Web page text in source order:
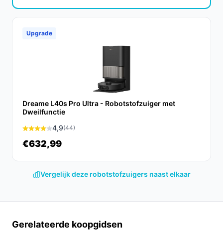
stofzuiger perfect voor huishoudens met huisdieren.
Het verwijdert effectief haren en allergenen.
Wat zijn de belangrijkste verschillen met andere
De combinatie van een krachtige motor, lange
batterijduur, en de mogelijkheid om te dweilen en
stofzuigen maakt de CREATE S40 uniek ten opzichte
van andere modellen in dezelfde prijsklasse.
Conclusie
De CREATE Robotstofzuiger Smart S40 is een
een efficiënte en gebruiksvriendelijke
schoonmaakoplossing. Met zijn krachtige zuigkracht,
Ontdek alle specificaties en vergelijk prijzen op
Upgrade
Dreame L40s Pro Ultra - Robotstofzuiger met
Dweilfunctie
4,9(44)
€632,99
Vergelijk deze robotstofzuigers naast elkaar
Gerelateerde koopgidsen